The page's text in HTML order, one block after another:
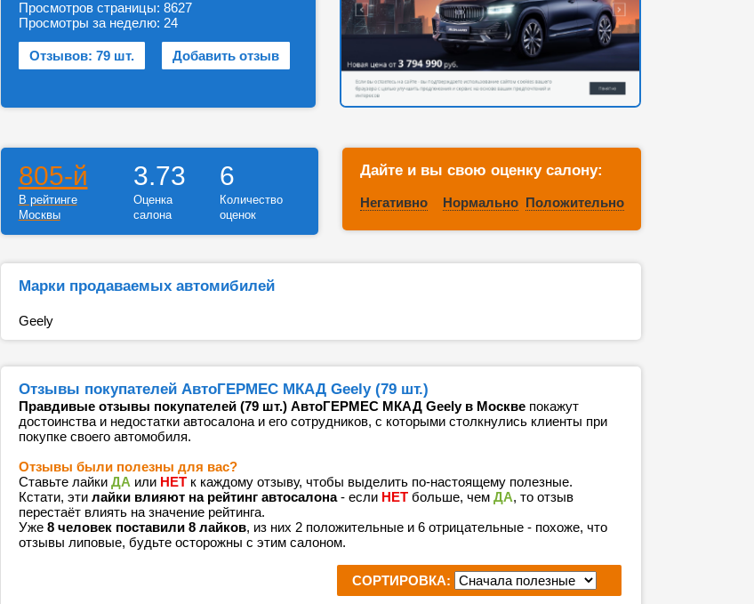
Просмотров страницы:
Просмотры за неделю:
8627
24
Отзывов: 79 шт. Добавить отзыв
805-й
В рейтинге
Москвы
3.73
Оценка
салона
6
Количество
оценок
Дайте и вы свою оценку салону:
Негативно Нормально Положительно
Марки продаваемых автомибилей
Geely
Отзывы покупателей АвтоГЕРМЕС МКАД Geely (79 шт.)
Правдивые отзывы покупателей (79 шт.) АвтоГЕРМЕС МКАД Geely в Москвепокажут
достоинства и недостатки автосалона и его сотрудников, с которыми столкнулись клиенты при
покупке своего автомобиля.
Отзывы были полезны для вас?
Ставьте лайки ДА или НЕТк каждому отзыву, чтобы выделить по-настоящему полезные.
Кстати, эти лайки влияют на рейтинг автосалона- если НЕТбольше, чем ДА, то отзыв
перестаёт влиять на значение рейтинга.
Уже 8 человек поставили 8 лайков, из них 2 положительные и 6 отрицательные - похоже, что
отзывы липовые, будьте осторожны с этим салоном.
СОРТИРОВКА: